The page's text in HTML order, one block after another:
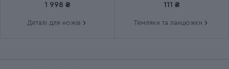
1 998 ₴
Деталі для ножів
111 ₴
Темляки та ланцюжки